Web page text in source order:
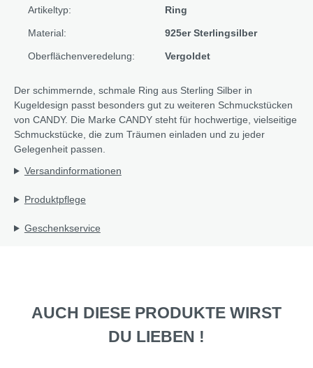
Artikeltyp: Ring
Material: 925er Sterlingsilber
Oberflächenveredelung: Vergoldet
Der schimmernde, schmale Ring aus Sterling Silber in
Kugeldesign passt besonders gut zu weiteren Schmuckstücken
von CANDY. Die Marke CANDY steht für hochwertige, vielseitige
Schmuckstücke, die zum Träumen einladen und zu jeder
Gelegenheit passen.
Versandinformationen
Produktpflege
Geschenkservice
AUCH DIESE PRODUKTE WIRST
DU LIEBEN !